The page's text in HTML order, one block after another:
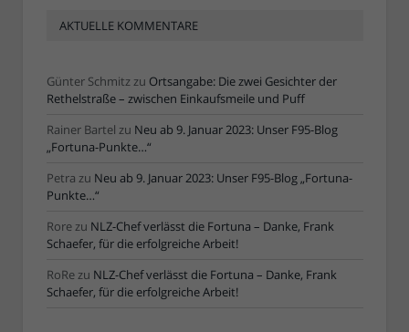
AKTUELLE KOMMENTARE
Günter Schmitz zu Ortsangabe: Die zwei Gesichter der
Rethelstraße – zwischen Einkaufsmeile und Puff
Rainer Bartel zu Neu ab 9. Januar 2023: Unser F95-Blog
„Fortuna-Punkte…“
Petra zu Neu ab 9. Januar 2023: Unser F95-Blog „Fortuna-
Punkte…“
Rore zu NLZ-Chef verlässt die Fortuna – Danke, Frank
Schaefer, für die erfolgreiche Arbeit!
RoRe zu NLZ-Chef verlässt die Fortuna – Danke, Frank
Schaefer, für die erfolgreiche Arbeit!